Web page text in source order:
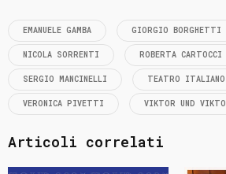
EMANUELE GAMBA GIORGIO BORGHETTI
NICOLA SORRENTI ROBERTA CARTOCCI
SERGIO MANCINELLI TEATRO ITALIANO
VERONICA PIVETTI VIKTOR UND
Articoli correlati